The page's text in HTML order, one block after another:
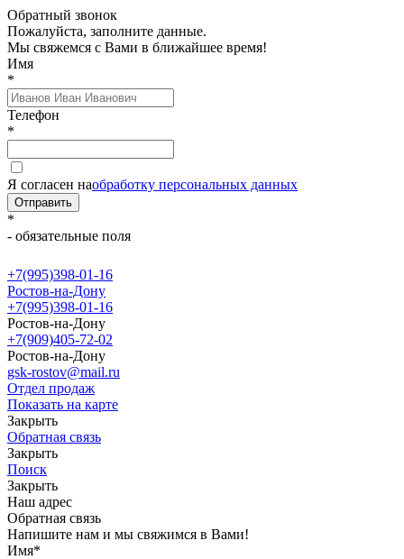
Обратный звонок
Пожалуйста, заполните данные.
Мы свяжемся с Вами в ближайшее время!
Имя
*
Телефон
*
Я согласен наобработку персональных данных
Отправить
*
- обязательные поля
+7(995)398-01-16
Ростов-на-Дону
+7(995)398-01-16
Ростов-на-Дону
+7(909)405-72-02
Ростов-на-Дону
gsk-rostov@mail.ru
Отдел продаж
Показать на карте
Закрыть
Обратная связь
Закрыть
Поиск
Закрыть
Наш адрес
Обратная связь
Напишите нам и мы свяжимся в Вами!
Имя*